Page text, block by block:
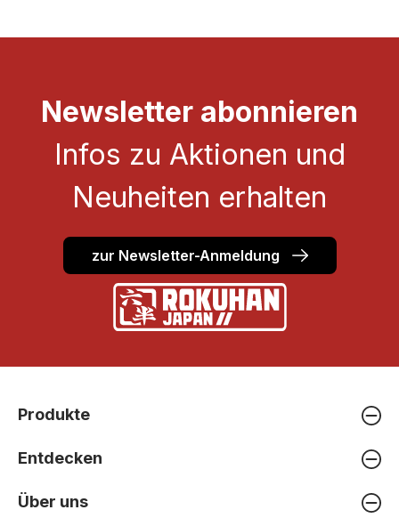
Newsletter abonnieren
Infos zu Aktionen und
Neuheiten erhalten
zur Newsletter-Anmeldung
Produkte
Entdecken
Über uns